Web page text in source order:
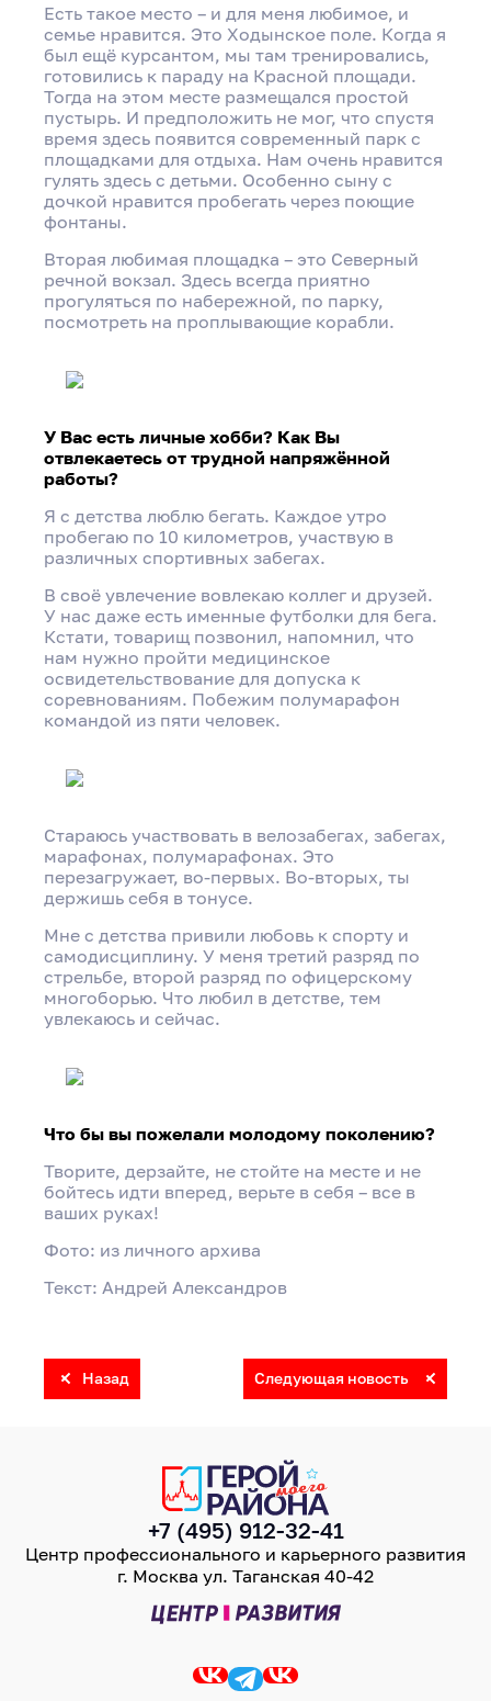
Есть такое место – и для меня любимое, и
семье нравится. Это Ходынское поле. Когда я
был ещё курсантом, мы там тренировались,
готовились к параду на Красной площади.
Тогда на этом месте размещался простой
пустырь. И предположить не мог, что спустя
время здесь появится современный парк с
площадками для отдыха. Нам очень нравится
гулять здесь с детьми. Особенно сыну с
дочкой нравится пробегать через поющие
фонтаны.
Вторая любимая площадка – это Северный
речной вокзал. Здесь всегда приятно
прогуляться по набережной, по парку,
посмотреть на проплывающие корабли.
У Вас есть личные хобби? Как Вы
отвлекаетесь от трудной напряжённой
работы?
Я с детства люблю бегать. Каждое утро
пробегаю по 10 километров, участвую в
различных спортивных забегах.
В своё увлечение вовлекаю коллег и друзей.
У нас даже есть именные футболки для бега.
Кстати, товарищ позвонил, напомнил, что
нам нужно пройти медицинское
освидетельствование для допуска к
соревнованиям. Побежим полумарафон
командой из пяти человек.
Стараюсь участвовать в велозабегах, забегах,
марафонах, полумарафонах. Это
перезагружает, во-первых. Во-вторых, ты
держишь себя в тонусе.
Мне с детства привили любовь к спорту и
самодисциплину. У меня третий разряд по
стрельбе, второй разряд по офицерскому
многоборью. Что любил в детстве, тем
увлекаюсь и сейчас.
Что бы вы пожелали молодому поколению?
Творите, дерзайте, не стойте на месте и не
бойтесь идти вперед, верьте в себя – все в
ваших руках!
Фото: из личного архива
Текст: Андрей Александров
Назад Следующая новость
+7 (495) 912-32-41
Центр профессионального и карьерного развития
г. Москва ул. Таганская 40-42